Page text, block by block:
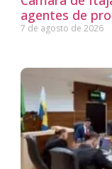
agentes de
7 de agosto de 2026